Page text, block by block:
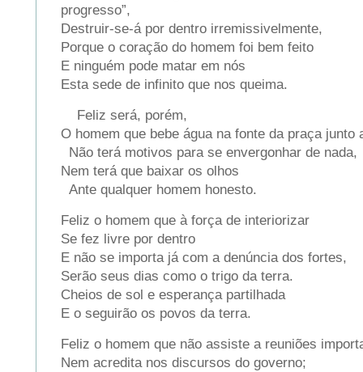
progresso”,
Destruir-se-á por dentro irremissivelmente,
Porque o coração do homem foi bem feito
E ninguém pode matar em nós
Esta sede de infinito que nos queima.
Feliz será, porém,
O homem que bebe água na fonte da praça junto
Não terá motivos para se envergonhar de
Nem terá que baixar os olhos
Ante qualquer homem honesto.
Feliz o homem que à força de interiorizar
Se fez livre por dentro
E não se importa já com a denúncia dos fortes,
Serão seus dias como o trigo da terra.
Cheios de sol e esperança partilhada
E o seguirão os povos da terra.
Feliz o homem que não assiste a reuniões
Nem acredita nos discursos do governo;